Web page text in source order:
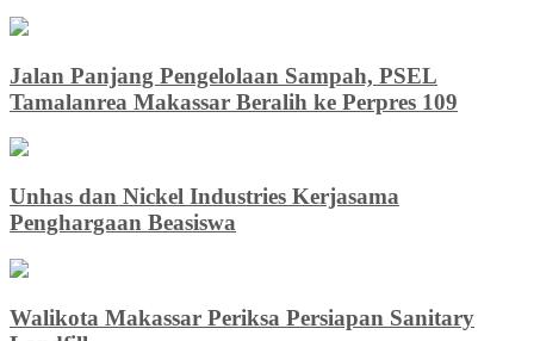
Jalan Panjang Pengelolaan Sampah, PSEL
Tamalanrea Makassar Beralih ke Perpres 109
Unhas dan Nickel Industries Kerjasama
Penghargaan Beasiswa
Walikota Makassar Periksa Persiapan Sanitary